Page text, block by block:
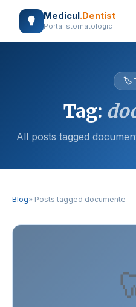
Medicul.Dentist
Portal stomatologic
🏷️
Tag:
All posts tagged
Blog» Posts tagged documente